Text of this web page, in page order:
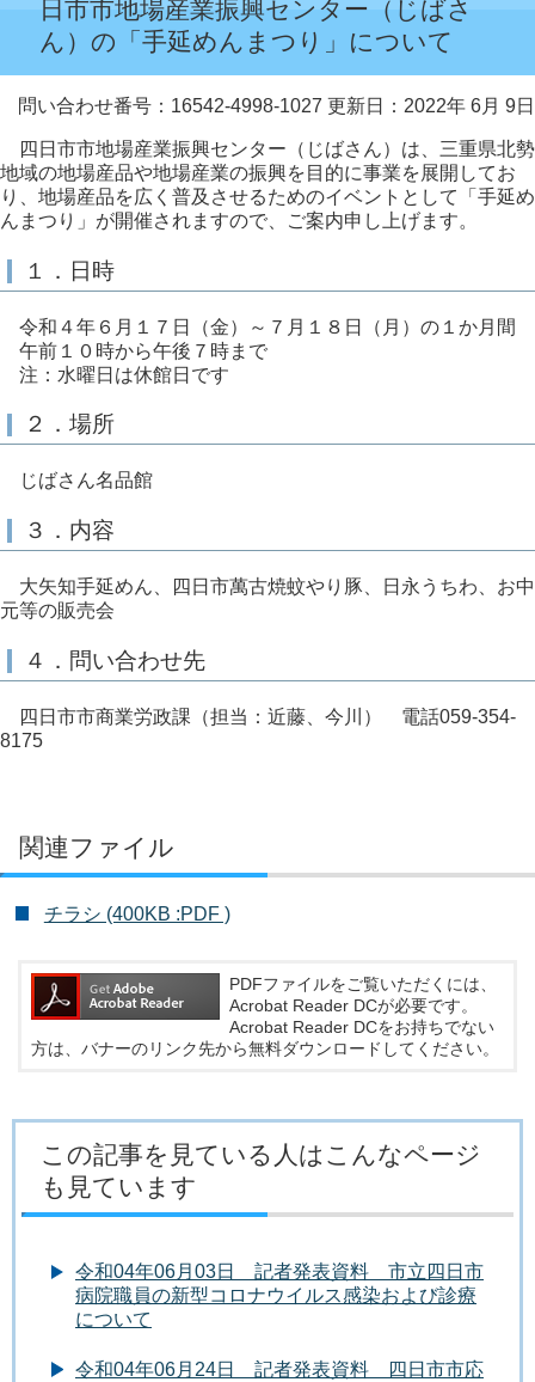
日市市地場産業振興センター（じばさ
ん）の「手延めんまつり」について
問い合わせ番号：16542-4998-1027 更新日：2022年 6月 9日
四日市市地場産業振興センター（じばさん）は、三重県北勢
地域の地場産品や地場産業の振興を目的に事業を展開してお
り、地場産品を広く普及させるためのイベントとして「手延め
んまつり」が開催されますので、ご案内申し上げます。
１．日時
令和４年６月１７日（金）～７月１８日（月）の１か月間
午前１０時から午後７時まで
注：水曜日は休館日です
２．場所
じばさん名品館
３．内容
大矢知手延めん、四日市萬古焼蚊やり豚、日永うちわ、お中
元等の販売会
４．問い合わせ先
四日市市商業労政課（担当：近藤、今川） 電話059-354-
8175
関連ファイル
チラシ (400KB :PDF )
PDFファイルをご覧いただくには、
Acrobat Reader DCが必要です。
Acrobat Reader DCをお持ちでない
方は、バナーのリンク先から無料ダウンロードしてください。
この記事を見ている人はこんなページ
も見ています
令和04年06月03日 記者発表資料 市立四日市
病院職員の新型コロナウイルス感染および診療
について
令和04年06月24日 記者発表資料 四日市市応